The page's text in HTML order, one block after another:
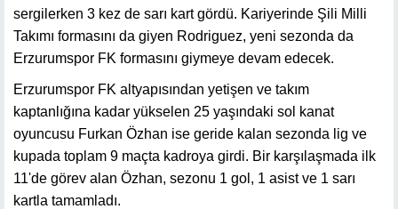
sergilerken 3 kez de sarı kart gördü. Kariyerinde Şili Milli
Takımı formasını da giyen Rodriguez, yeni sezonda da
Erzurumspor FK formasını giymeye devam edecek.
Erzurumspor FK altyapısından yetişen ve takım
kaptanlığına kadar yükselen 25 yaşındaki sol kanat
oyuncusu Furkan Özhan ise geride kalan sezonda lig ve
kupada toplam 9 maçta kadroya girdi. Bir karşılaşmada ilk
11'de görev alan Özhan, sezonu 1 gol, 1 asist ve 1 sarı
kartla tamamladı.